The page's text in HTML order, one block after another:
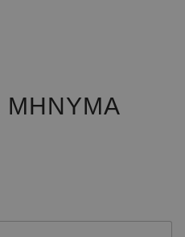
ΜΗΝΥΜΑ